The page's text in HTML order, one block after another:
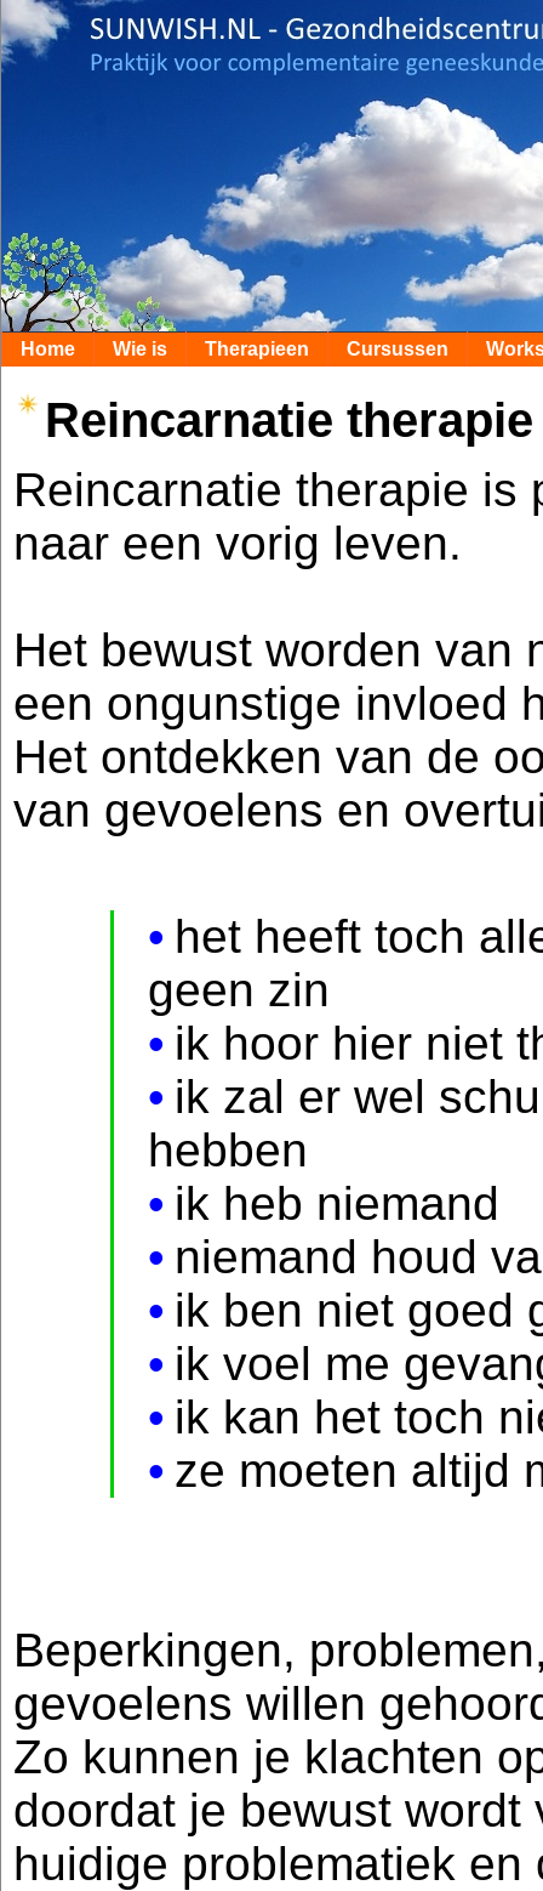
Home Wie is Therapieen Cursussen
Reincarnatie therapie
Reincarnatie therapie is
naar een vorig leven.
Het bewust worden van
een ongunstige invloed
Het ontdekken van de
van gevoelens en
het heeft toch
geen zin
ik hoor hier niet
ik zal er wel
hebben
ik heb niemand
niemand houd
ik ben niet goed
ik voel me
ik kan het toch
ze moeten altijd
Beperkingen,
gevoelens willen
Zo kunnen je klachten
doordat je bewust
huidige problematiek